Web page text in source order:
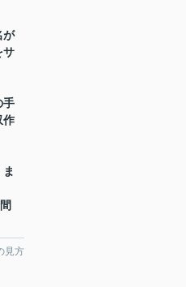
が
サ
手
作
見方